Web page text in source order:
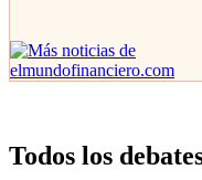
Todos los